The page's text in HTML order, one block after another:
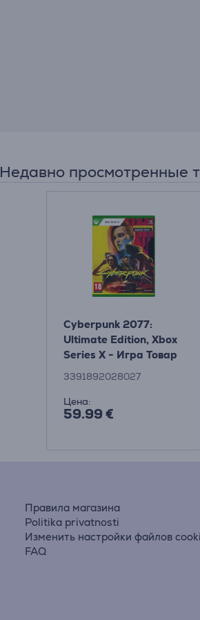
Недавно просмотренные
Cyberpunk 2077:
Ultimate Edition, Xbox
Series X - Игра Товар
- 3391892028027
3391892028027
Цена:
59.99 €
Правила магазина
Politika privatnosti
Изменить настройки файлов
FAQ